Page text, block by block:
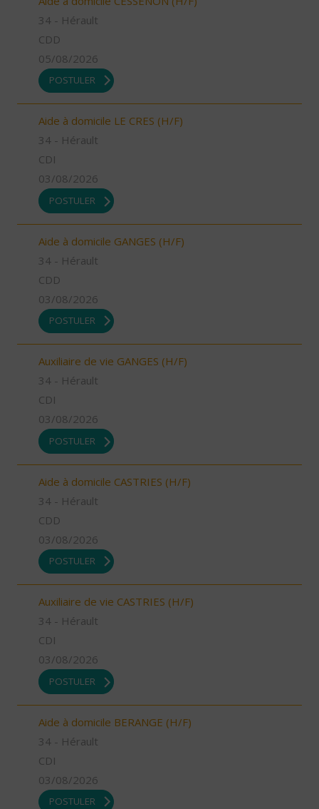
34 - Hérault
CDD
05/08/2026
POSTULER
Aide à domicile LE CRES (H/F)
34 - Hérault
CDI
03/08/2026
POSTULER
Aide à domicile GANGES (H/F)
34 - Hérault
CDD
03/08/2026
POSTULER
Auxiliaire de vie GANGES (H/F)
34 - Hérault
CDI
03/08/2026
POSTULER
Aide à domicile CASTRIES (H/F)
34 - Hérault
CDD
03/08/2026
POSTULER
Auxiliaire de vie CASTRIES (H/F)
34 - Hérault
CDI
03/08/2026
POSTULER
Aide à domicile BERANGE (H/F)
34 - Hérault
CDI
03/08/2026
POSTULER